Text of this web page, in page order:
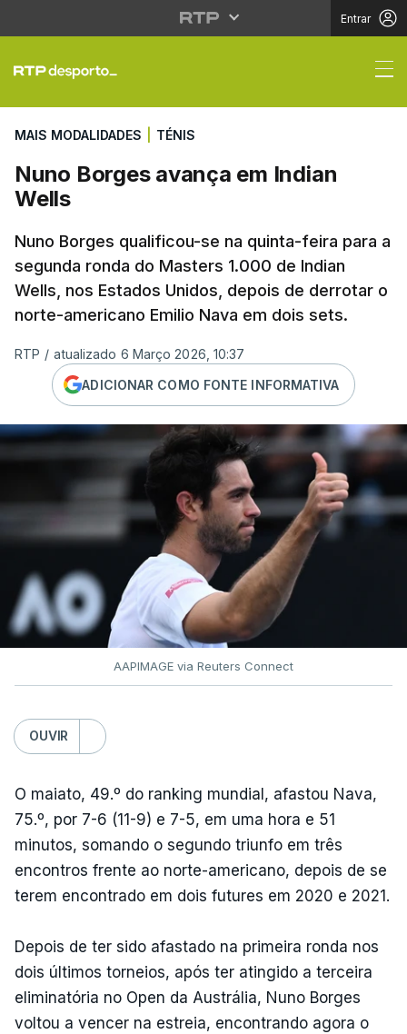
Entrar
Nuno Borges avança
MAIS MODALIDADES TÉNIS
Nuno Borges avança em Indian
Wells
Nuno Borges qualificou-se na quinta-feira para a
segunda ronda do Masters 1.000 de Indian
Wells, nos Estados Unidos, depois de derrotar o
norte-americano Emilio Nava em dois sets.
RTP / atualizado 6 Março 2026, 10:37
ADICIONAR COMO FONTE INFORMATIVA
AAPIMAGE via Reuters Connect
OUVIR
O maiato, 49.º do ranking mundial, afastou Nava,
75.º, por 7-6 (11-9) e 7-5, em uma hora e 51
minutos, somando o segundo triunfo em três
encontros frente ao norte-americano, depois de se
terem encontrado em dois futures em 2020 e 2021.
Depois de ter sido afastado na primeira ronda nos
dois últimos torneios, após ter atingido a terceira
eliminatória no Open da Austrália, Nuno Borges
voltou a vencer na estreia, encontrando agora o